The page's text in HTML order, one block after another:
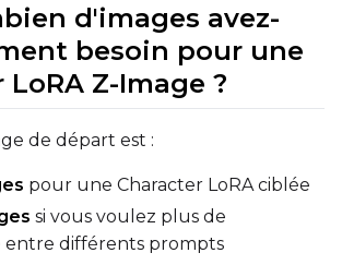
Dataset1
Target Dataset
Select...
LoRA Weight
Num Repeats
d'images avez-
besoin pour une
LoRA Z-Image ?
de départ est :
pour une Character LoRA ciblée
si vous voulez plus de
entre différents prompts